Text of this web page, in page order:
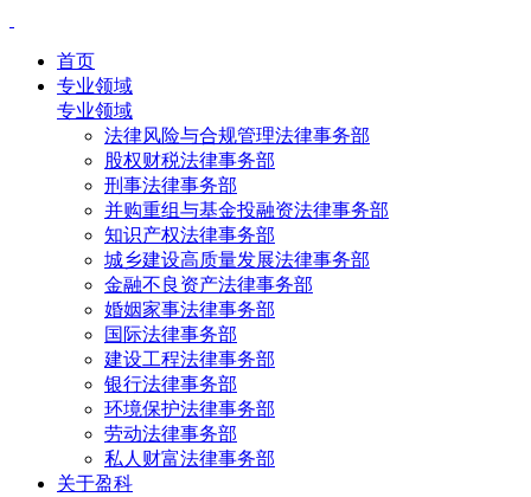
首页
专业领域
专业领域
法律风险与合规管理法律事务部
股权财税法律事务部
刑事法律事务部
并购重组与基金投融资法律事务部
知识产权法律事务部
城乡建设高质量发展法律事务部
金融不良资产法律事务部
婚姻家事法律事务部
国际法律事务部
建设工程法律事务部
银行法律事务部
环境保护法律事务部
劳动法律事务部
私人财富法律事务部
关于盈科